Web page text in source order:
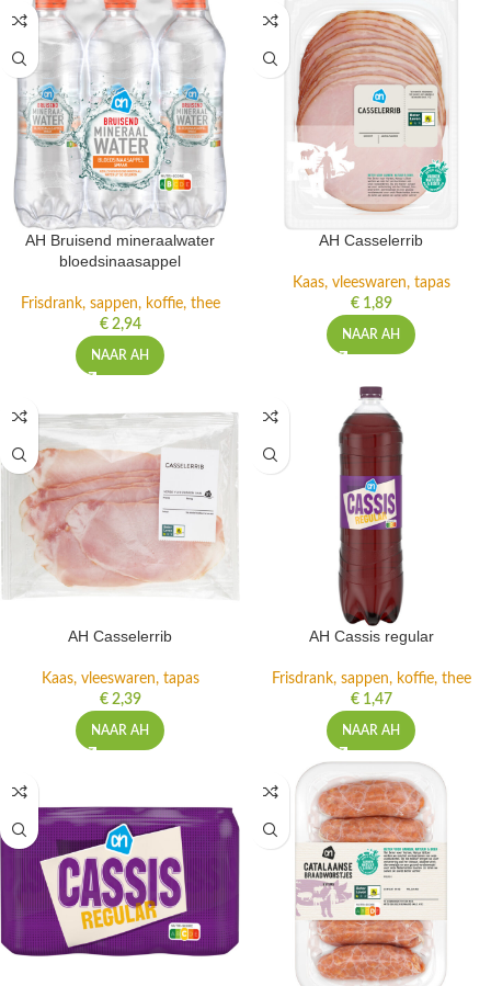
AH Bruisend mineraalwater
bloedsinaasappel
Frisdrank, sappen, koffie, thee
€2,94
NAAR AH
AH Casselerrib
Kaas, vleeswaren, tapas
€1,89
NAAR AH
AH Casselerrib
Kaas, vleeswaren, tapas
€2,39
NAAR AH
AH Cassis regular
Frisdrank, sappen, koffie, thee
€1,47
NAAR AH